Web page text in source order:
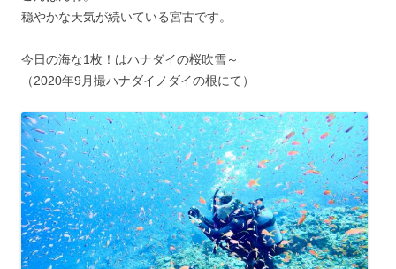
穏やかな天気が続いている宮古です。
今日の海な1枚！はハナダイの桜吹雪～
（2020年9月撮ハナダイノダイの根にて）